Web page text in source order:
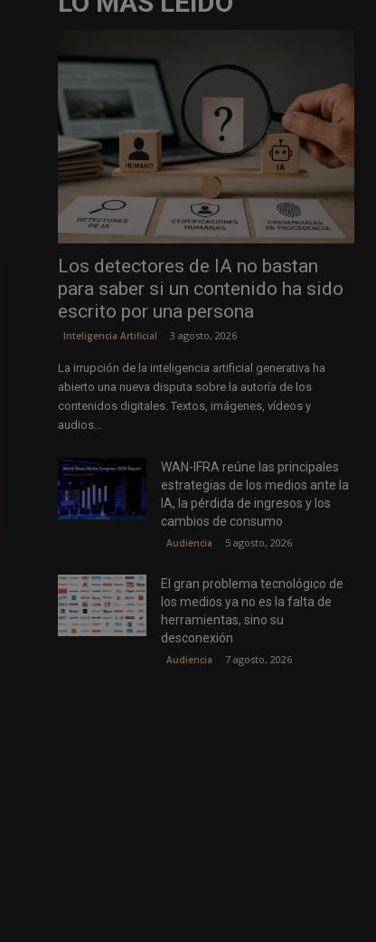
Los detectores de IA no bastan
para saber si un contenido ha sido
escrito por una persona
Inteligencia Artificial 3 agosto, 2026
La irrupción de la inteligencia artificial generativa ha
abierto una nueva disputa sobre la autoría de los
contenidos digitales. Textos, imágenes, vídeos y
audios...
WAN-IFRA reúne las principales
estrategias de los medios ante la
IA, la pérdida de ingresos y los
cambios de consumo
Audiencia 5 agosto, 2026
El gran problema tecnológico de
los medios ya no es la falta de
herramientas, sino su
desconexión
Audiencia 7 agosto, 2026